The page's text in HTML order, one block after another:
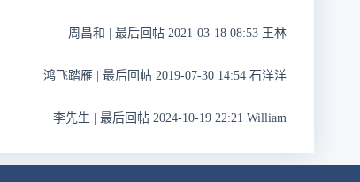
周昌和 最后回帖 2021-03-18 08:53 王林
鸿飞踏雁 最后回帖 2019-07-30 14:54 石洋洋
李先生 最后回帖 2024-10-19 22:21 William